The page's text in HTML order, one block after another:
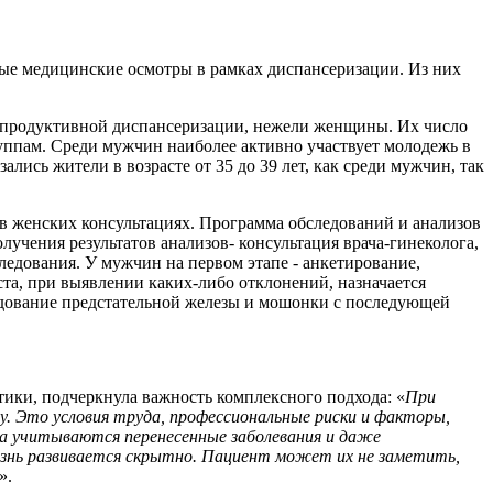
медицинские осмотры в рамках диспансеризации. Из них
диспансеризации, нежели женщины. Их число
Среди мужчин наиболее активно участвует молодежь в
жители в возрасте от 35 до 39 лет, как среди мужчин, так
консультациях. Программа обследований и анализов
результатов анализов- консультация врача-гинеколога,
У мужчин на первом этапе - анкетирование,
при выявлении каких-либо отклонений, назначается
предстательной железы и мошонки с последующей
подчеркнула важность комплексного подхода: «При
условия труда, профессиональные риски и факторы,
учитываются перенесенные заболевания и даже
развивается скрытно. Пациент может их не заметить,
».